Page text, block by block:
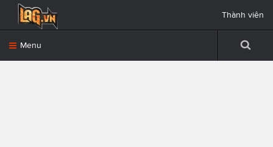
Menu
Thành viên